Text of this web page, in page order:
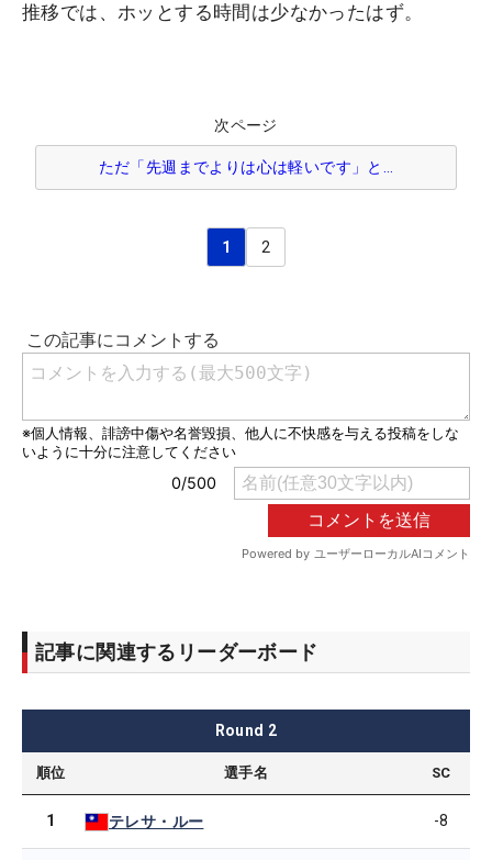
推移では、ホッとする時間は少なかったはず。
次ページ
ただ「先週までよりは心は軽いです」と…
1 2
記事に関連するリーダーボード
Round 2
順位 選手名 SC
1 テレサ・ルー -8